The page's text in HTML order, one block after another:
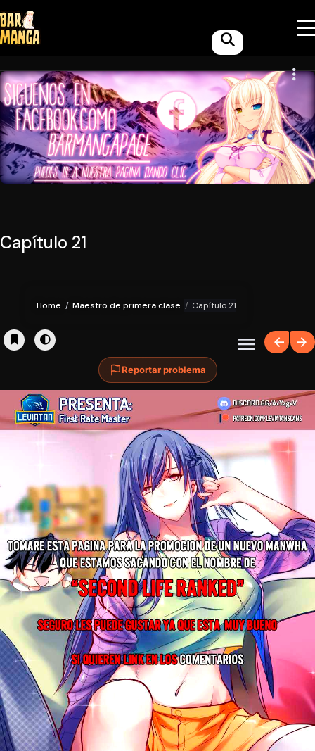
Capítulo 21
Home Maestro de primera clase Capítulo 21
Reportar problema